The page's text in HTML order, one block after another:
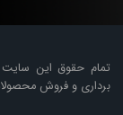
تمام حقوق این سایت
برداری و فروش